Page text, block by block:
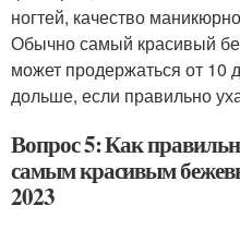
ногтей, качество
Обычно самый красивый
может продержаться от 10
дольше, если правильно
Вопрос 5: Как
самым красивым
2023